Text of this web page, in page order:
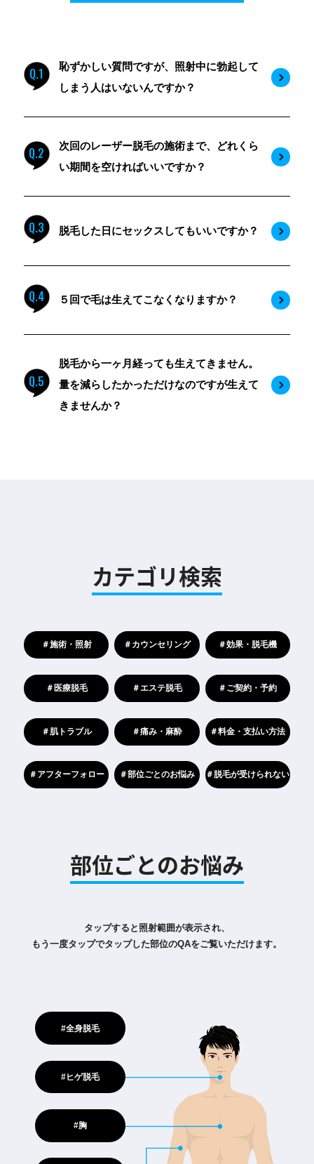
Q.1
恥ずかしい質問ですが、照射中に勃起して
しまう人はいないんですか？
Q.2
次回のレーザー脱毛の施術まで、どれくら
い期間を空ければいいですか？
Q.3 脱毛した日にセックスしてもいいですか？
Q.4 ５回で毛は生えてこなくなりますか？
Q.5
脱毛から一ヶ月経っても生えてきません。
量を減らしたかっただけなのですが生えて
きませんか？
カテゴリ検索
＃施術・照射 ＃カウンセリング ＃効果・脱毛機
＃医療脱毛 ＃エステ脱毛 ＃ご契約・予約
＃肌トラブル ＃痛み・麻酔 ＃料金・支払い方法
＃アフターフォロー ＃部位ごとのお悩み ＃脱毛が受けられない
部位ごとのお悩み
タップすると照射範囲が表示され、
もう一度タップでタップした部位のQAをご覧いただけます。
#全身脱毛
#ヒゲ脱毛
#胸